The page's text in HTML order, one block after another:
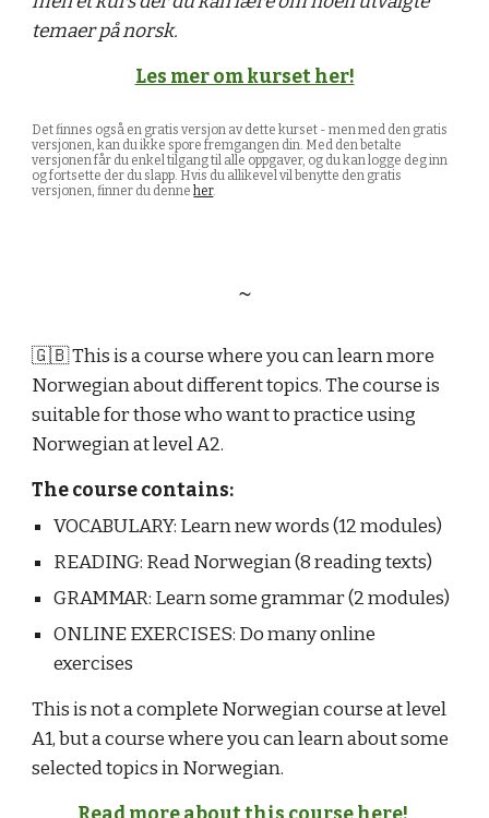
temaer på norsk.
Les mer om kurset her!
Det finnes også en gratis versjon av dette kurset - men med den gratis
versjonen, kan du ikke spore fremgangen din. Med den betalte
versjonen får du enkel tilgang til alle oppgaver, og du kan logge deg inn
og fortsette der du slapp. Hvis du allikevel vil benytte den gratis
versjonen, finner du denneher.
~
🇬🇧 This is a course where you can learn more
Norwegian about different topics. The course is
suitable for those who want to practice using
Norwegian at level A2.
The course contains:
VOCABULARY: Learn new words (12 modules)
READING: Read Norwegian (8 reading texts)
GRAMMAR: Learn some grammar (2 modules)
ONLINE EXERCISES: Do many online
exercises
This is not a complete Norwegian course at level
A1, but a course where you can learn about some
selected topics in Norwegian.